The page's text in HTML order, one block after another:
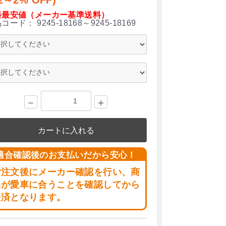
安値（メーカー基準送料）
コード：9245-18168～9245-18169
－ ＋
カートに入れる
合確認後のお支払いだから安心！
文後にメーカー確認を行い、商
愛車に合うことを確認してから
となります。